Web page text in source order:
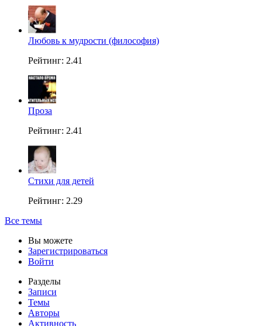
Любовь к мудрости (философия)
Рейтинг: 2.41
Проза
Рейтинг: 2.41
Стихи для детей
Рейтинг: 2.29
Все темы
Вы можете
Зарегистрироваться
Войти
Разделы
Записи
Темы
Авторы
Активность